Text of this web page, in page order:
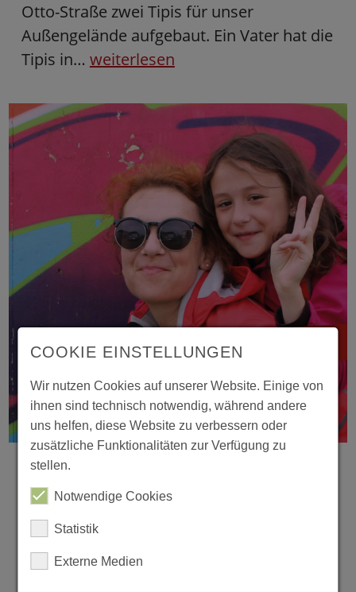
Otto-Straße zwei Tipis für unser
Außengelände aufgebaut. Ein Vater hat die
Tipis in… weiterlesen
17.03.2026
Internationaler Tag der Sozialen Arbeit:
So wichtig ist soziale Unterstützung und
gesellschaftlicher Zusammenhalt!
Soziale Gerechtigkeit fördern, sich für
Menschenrechte einsetzen und den
COOKIE EINSTELLUNGEN
Wir nutzen Cookies auf unserer Website. Einige von
ihnen sind technisch notwendig, während andere
uns helfen, diese Website zu verbessern oder
zusätzliche Funktionalitäten zur Verfügung zu
stellen.
Notwendige Cookies
Statistik
Externe Medien